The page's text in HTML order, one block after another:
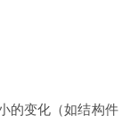
的变化（如结构件